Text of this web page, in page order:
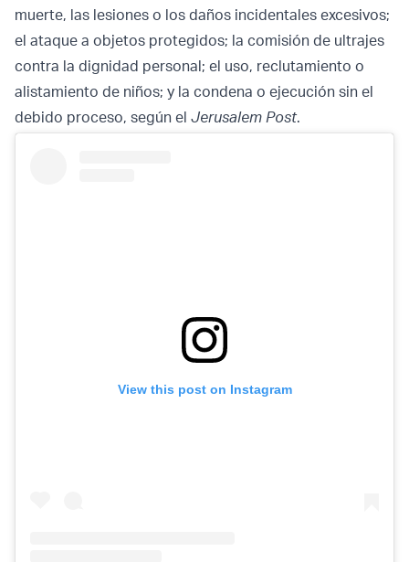
muerte, las lesiones o los daños incidentales excesivos;
el ataque a objetos protegidos; la comisión de ultrajes
contra la dignidad personal; el uso, reclutamiento o
alistamiento de niños; y la condena o ejecución sin el
debido proceso, según el Jerusalem Post.
View this post on Instagram